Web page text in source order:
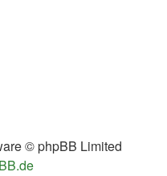
© phpBB Limited